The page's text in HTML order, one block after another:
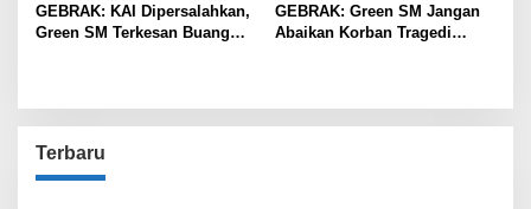
GEBRAK: KAI Dipersalahkan,
Green SM Terkesan Buang
GEBRAK: Green SM Jangan
Abaikan Korban Tragedi
Terbaru